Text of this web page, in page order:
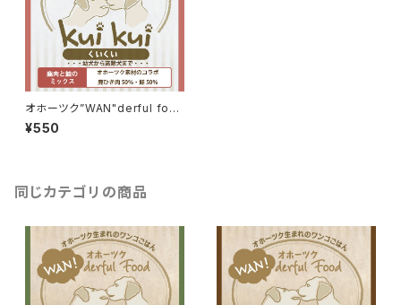
オホーツク”WAN"derful foo
d kuikui《鹿鮭ミックス》
¥550
同じカテゴリの商品